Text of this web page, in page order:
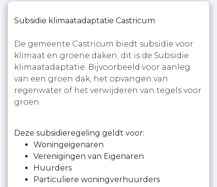
Subsidie klimaatadaptatie Castricum
De gemeente Castricum biedt subsidie voor
klimaat en groene daken; dit is de Subsidie
klimaatadaptatie. Bijvoorbeeld voor aanleg
van een groen dak, het opvangen van
regenwater of het verwijderen van tegels voor
groen.
Deze subsidieregeling geldt voor:
Woningeigenaren
Verenigingen van Eigenaren
Huurders
Particuliere woningverhuurders